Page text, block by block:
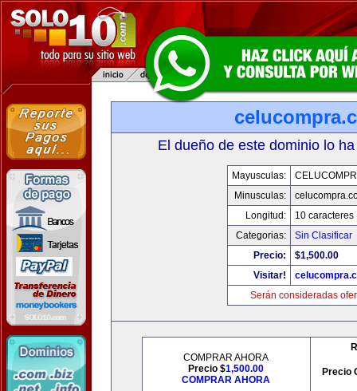
El dueño de este dominio lo
Mayusculas:
Minusculas:
Longitud:
10 caracteres
Categorias:
Sin Clasificar
Precio:
$1,500.00
Visitar!
Serán consideradas
COMPRAR AHORA
Precio $1,500.00
COMPRAR AHORA
Precio